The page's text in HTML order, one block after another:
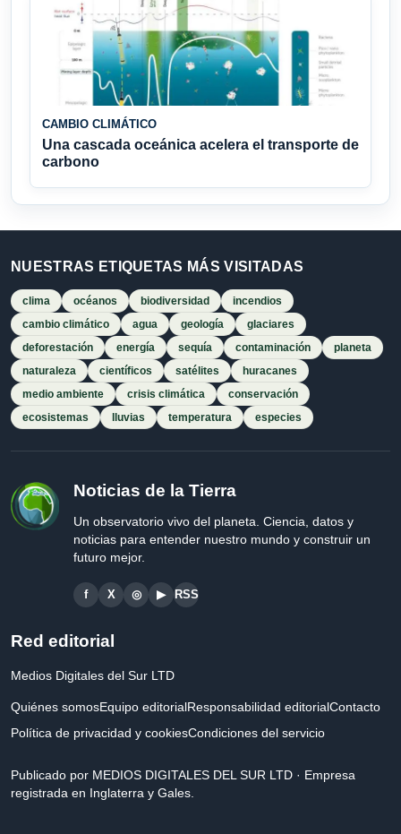
CAMBIO CLIMÁTICO
Una cascada oceánica acelera el transporte de
carbono
NUESTRAS ETIQUETAS MÁS VISITADAS
clima océanos biodiversidad
incendios
cambio climático
agua geología
glaciares
deforestación
energía sequía contaminación
planeta
naturaleza
científicos satélites
huracanes
medio ambiente
crisis climática
conservación
ecosistemas
lluvias temperatura especies
Noticias de la Tierra
Un observatorio vivo del planeta. Ciencia, datos y
noticias para entender nuestro mundo y construir un
futuro mejor.
f X ◎ ▶ RSS
Red editorial
Medios Digitales del Sur LTD
Quiénes somosEquipo editorialResponsabilidad editorialContacto
Política de privacidad y cookiesCondiciones del servicio
Publicado por MEDIOS DIGITALES DEL SUR LTD · Empresa
registrada en Inglaterra y Gales.